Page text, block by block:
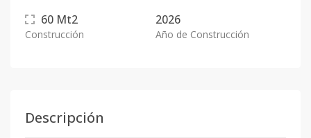
60 Mt2
Construcción
2026
Año de Construcción
Descripción